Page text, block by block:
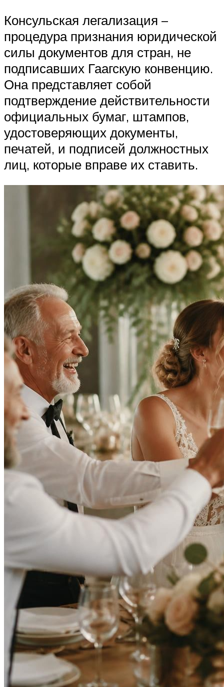
Консульская легализация –
процедура признания юридической
силы документов для стран, не
подписавших Гаагскую конвенцию.
Она представляет собой
подтверждение действительности
официальных бумаг, штампов,
удостоверяющих документы,
печатей, и подписей должностных
лиц, которые вправе их ставить.